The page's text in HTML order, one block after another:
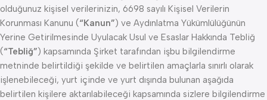
olduğunuz kişisel verilerinizin, 6698 sayılı Kişisel Verilerin
Korunması Kanunu (“Kanun”) ve Aydınlatma Yükümlülüğünün
Yerine Getirilmesinde Uyulacak Usul ve Esaslar Hakkında Tebliğ
(“Tebliğ”) kapsamında Şirket tarafından işbu bilgilendirme
metninde belirtildiği şekilde ve belirtilen amaçlarla sınırlı olarak
işlenebileceği, yurt içinde ve yurt dışında bulunan aşağıda
belirtilen kişilere aktarılabileceği kapsamında sizlere bilgilendirme